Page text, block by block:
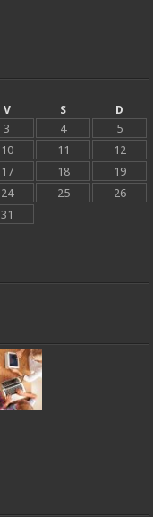
V S
D
3 4
5
10 11
12
17 18
19
24 25
26
31